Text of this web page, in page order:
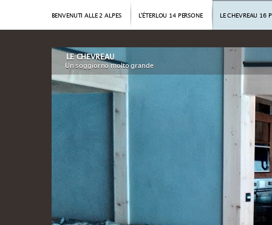
BENVENUTI ALLE 2 ALPES L'ÉTERLOU 14 PERSONE LE CHEVREAU 16
LE CHEVREAU
Un soggiorno molto grande